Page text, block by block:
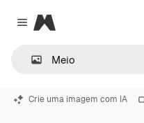
Close menu
Magnific
Crie uma imagem com IA